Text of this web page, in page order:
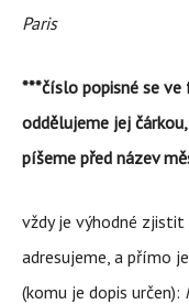
Paris
***číslo popisné se ve
oddělujeme jej
píšeme před název
vždy je výhodné zjistit
adresujeme, a přímo
(komu je dopis určen):